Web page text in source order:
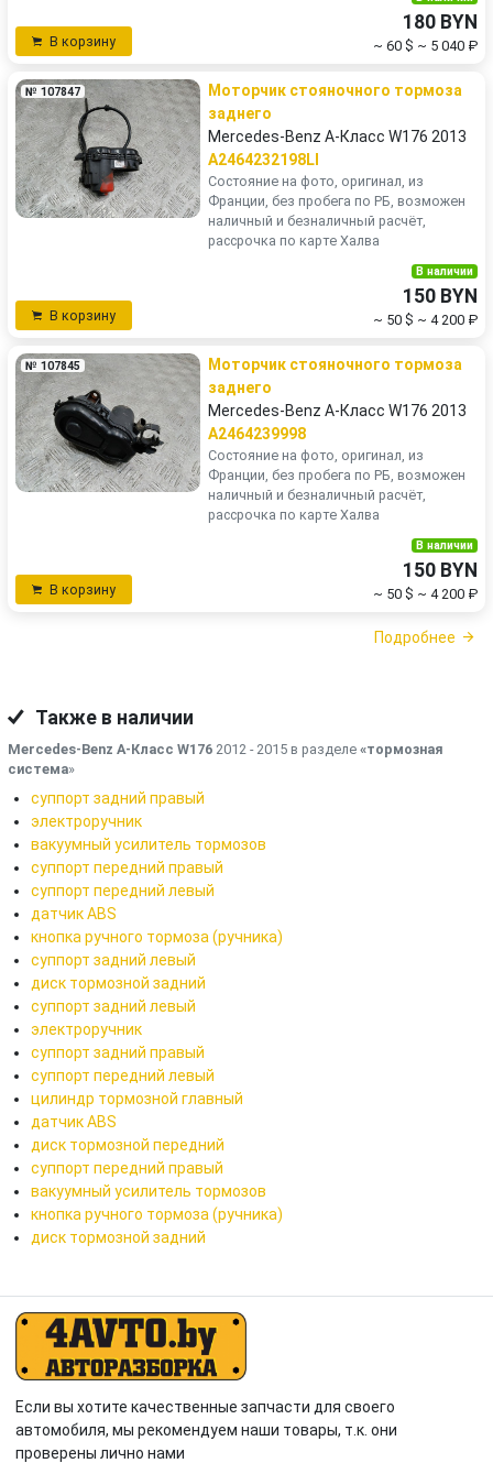
В корзину
180 BYN
~ 60 $ ~ 5 040 ₽
№ 107847
Моторчик стояночного тормоза
заднего
Mercedes-Benz A-Класс W176 2013
A2464232198LI
Состояние на фото, оригинал, из
Франции, без пробега по РБ, возможен
наличный и безналичный расчёт,
рассрочка по карте Халва
В корзину
В наличии
150 BYN
~ 50 $ ~ 4 200 ₽
№ 107845
Моторчик стояночного тормоза
заднего
Mercedes-Benz A-Класс W176 2013
A2464239998
Состояние на фото, оригинал, из
Франции, без пробега по РБ, возможен
наличный и безналичный расчёт,
рассрочка по карте Халва
В корзину
В наличии
150 BYN
~ 50 $ ~ 4 200 ₽
Подробнее
Также в наличии
Mercedes-Benz A-Класс W176 2012 - 2015 в разделе «тормозная
система»
суппорт задний правый
электроручник
вакуумный усилитель тормозов
суппорт передний правый
суппорт передний левый
датчик ABS
кнопка ручного тормоза (ручника)
суппорт задний левый
диск тормозной задний
суппорт задний левый
электроручник
суппорт задний правый
суппорт передний левый
цилиндр тормозной главный
датчик ABS
диск тормозной передний
суппорт передний правый
вакуумный усилитель тормозов
кнопка ручного тормоза (ручника)
диск тормозной задний
Если вы хотите качественные запчасти для своего
автомобиля, мы рекомендуем наши товары, т.к. они
проверены лично нами